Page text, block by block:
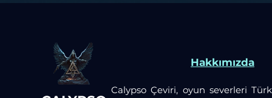
Hakkımızda
Calypso Çeviri, oyun severleri